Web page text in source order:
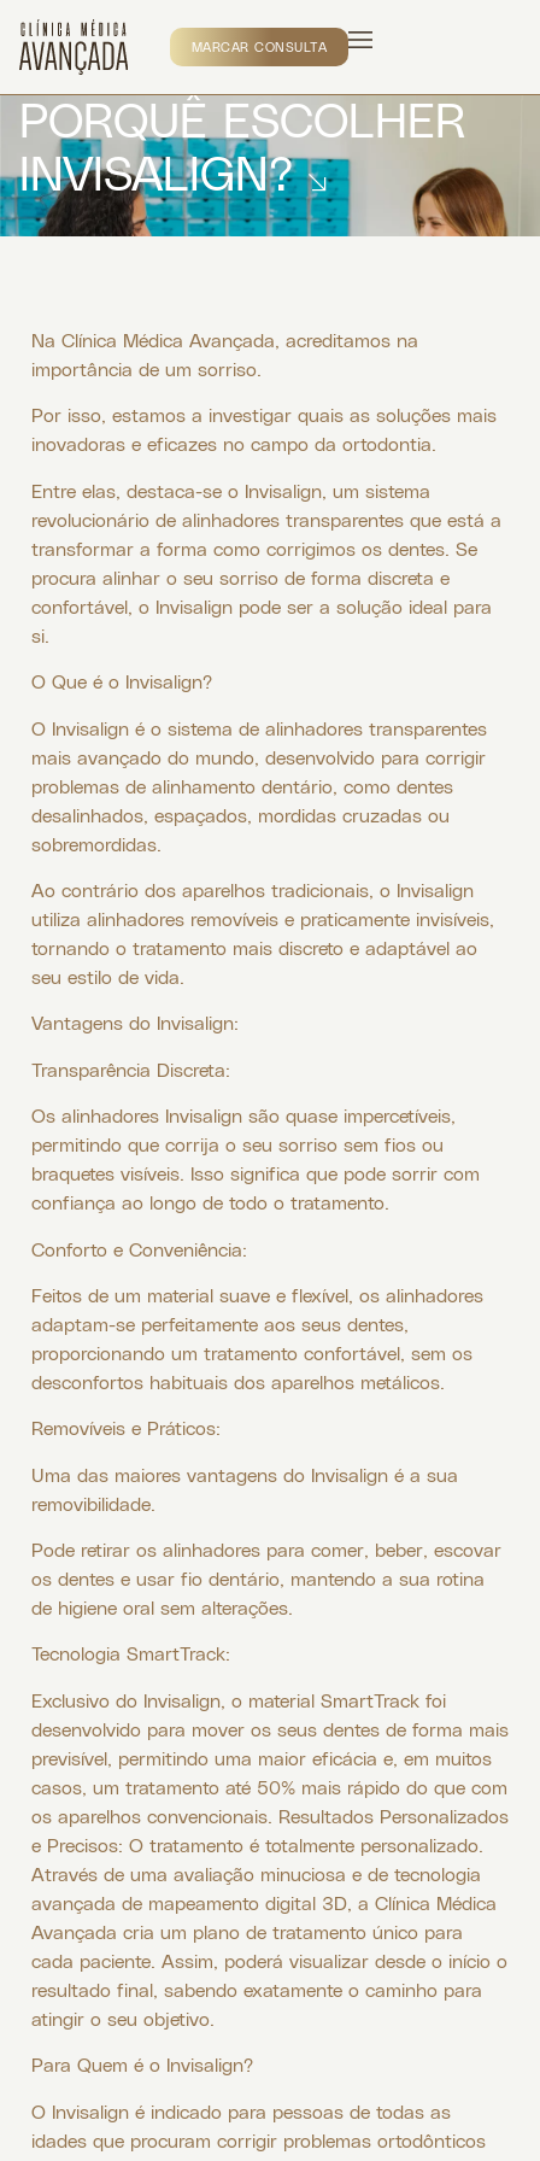
MARCAR CONSULTA
PORQUÊ ESCOLHER
INVISALIGN?
Na Clínica Médica Avançada, acreditamos na
importância de um sorriso.
Por isso, estamos a investigar quais as soluções mais
inovadoras e eficazes no campo da ortodontia.
Entre elas, destaca-se o Invisalign, um sistema
revolucionário de alinhadores transparentes que está a
transformar a forma como corrigimos os dentes. Se
procura alinhar o seu sorriso de forma discreta e
confortável, o Invisalign pode ser a solução ideal para
si.
O Que é o Invisalign?
O Invisalign é o sistema de alinhadores transparentes
mais avançado do mundo, desenvolvido para corrigir
problemas de alinhamento dentário, como dentes
desalinhados, espaçados, mordidas cruzadas ou
sobremordidas.
Ao contrário dos aparelhos tradicionais, o Invisalign
utiliza alinhadores removíveis e praticamente invisíveis,
tornando o tratamento mais discreto e adaptável ao
seu estilo de vida.
Vantagens do Invisalign:
Transparência Discreta:
Os alinhadores Invisalign são quase impercetíveis,
permitindo que corrija o seu sorriso sem fios ou
braquetes visíveis. Isso significa que pode sorrir com
confiança ao longo de todo o tratamento.
Conforto e Conveniência:
Feitos de um material suave e flexível, os alinhadores
adaptam-se perfeitamente aos seus dentes,
proporcionando um tratamento confortável, sem os
desconfortos habituais dos aparelhos metálicos.
Removíveis e Práticos:
Uma das maiores vantagens do Invisalign é a sua
removibilidade.
Pode retirar os alinhadores para comer, beber, escovar
os dentes e usar fio dentário, mantendo a sua rotina
de higiene oral sem alterações.
Tecnologia SmartTrack:
Exclusivo do Invisalign, o material SmartTrack foi
desenvolvido para mover os seus dentes de forma mais
previsível, permitindo uma maior eficácia e, em muitos
casos, um tratamento até 50% mais rápido do que com
os aparelhos convencionais. Resultados Personalizados
e Precisos: O tratamento é totalmente personalizado.
Através de uma avaliação minuciosa e de tecnologia
avançada de mapeamento digital 3D, a Clínica Médica
Avançada cria um plano de tratamento único para
cada paciente. Assim, poderá visualizar desde o início o
resultado final, sabendo exatamente o caminho para
atingir o seu objetivo.
Para Quem é o Invisalign?
O Invisalign é indicado para pessoas de todas as
idades que procuram corrigir problemas ortodônticos